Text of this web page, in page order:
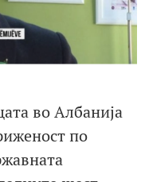
во Албанија
по